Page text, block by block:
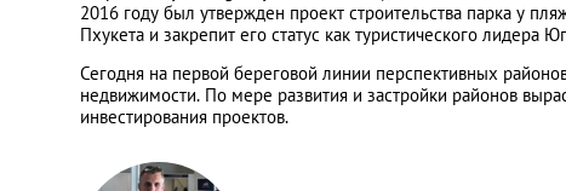
2016 году был утвержден проект строительства парка у
Пхукета и закрепит его статус как туристического лидера
Сегодня на первой береговой линии перспективных
недвижимости. По мере развития и застройки районов
инвестирования проектов.